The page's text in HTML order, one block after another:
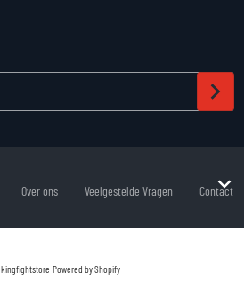
Over ons Veelgestelde Vragen Contact
kingfightstore Powered by Shopify